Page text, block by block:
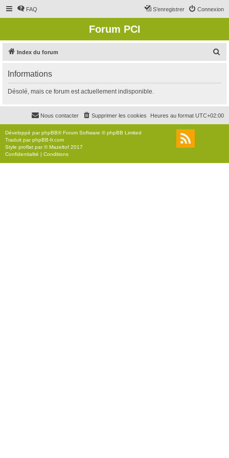
FAQ Connexion
S’enregistrer
Forum PCI
Index du forum
r
c
r
Informations
Désolé, mais ce forum est actuellement indisponible.
Heures au format UTC+02:00
Supprimer les cookies
Nous contacter
Développé parphpBB® Forum Software © phpBB Limited
Traduit parphpBB-fr.com
Style proflat par ©Mazeltof 2017
Confidentialité | Conditions